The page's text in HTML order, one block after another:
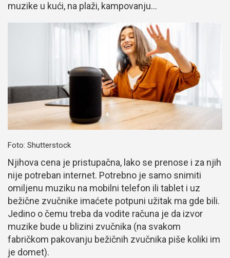
muzike u kući, na plaži, kampovanju…
Foto: Shutterstock
Njihova cena je pristupačna, lako se prenose i za njih
nije potreban internet. Potrebno je samo snimiti
omiljenu muziku na mobilni telefon ili tablet i uz
bežične zvučnike imaćete potpuni užitak ma gde bili.
Jedino o čemu treba da vodite računa je da izvor
muzike bude u blizini zvučnika (na svakom
fabričkom pakovanju bežičnih zvučnika piše koliki im
je domet).